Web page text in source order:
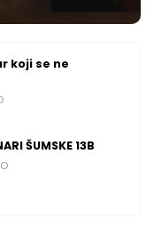
koji se ne
ŠUMSKE 13B